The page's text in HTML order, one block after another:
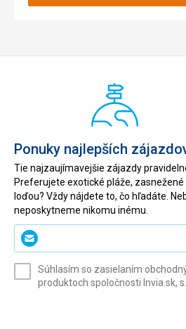
Ponuky najlepších
Tie najzaujímavejšie zájazdy
Preferujete exotické pláže,
loďou? Vždy nájdete to, čo hľadáte.
neposkytneme nikomu inému.
Zadajte
svoj
(povinné)
Súhlasím so zasielaním
produktoch spoločnosti Invia.sk,